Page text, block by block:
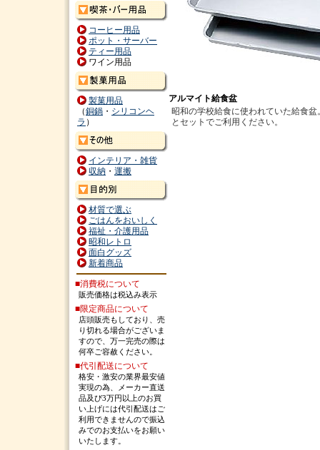
アルマイト給食盆
昭和の学校給食に使われていた給食
とセットでご利用ください。
コーヒー用品
ポット・サーバー
ティー用品
ワイン用品
製菓用品
（銅鍋 ・ シリコンヘ
ラ ）
インテリア・雑貨
収納 ・ 運搬
材質で選ぶ
ごはんをおいしく
福祉・介護用品
昭和レトロ
面白グッズ
新着商品
■消費税について
販売価格は税込み表示
■限定商品について
店頭販売もしており、売
り切れる場合がございま
すので、万一完売の際は
何卒ご容赦ください。
■代引配送について
格安・激安の業界最安値
実現の為、メーカー直送
品及び3万円以上のお買
い上げには代引配送はご
利用できませんので振込
みでのお支払いをお願い
いたします。